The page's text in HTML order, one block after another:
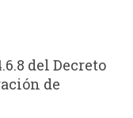
del Decreto
de